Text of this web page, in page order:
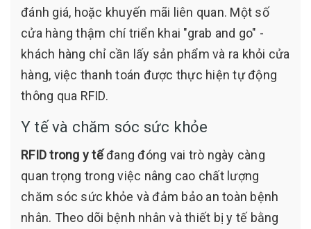
đánh giá, hoặc khuyến mãi liên quan. Một số
cửa hàng thậm chí triển khai "grab and go" -
khách hàng chỉ cần lấy sản phẩm và ra khỏi cửa
hàng, việc thanh toán được thực hiện tự động
thông qua RFID.
Y tế và chăm sóc sức khỏe
RFID trong y tếđang đóng vai trò ngày càng
quan trọng trong việc nâng cao chất lượng
chăm sóc sức khỏe và đảm bảo an toàn bệnh
nhân. Theo dõi bệnh nhân và thiết bị y tế bằng